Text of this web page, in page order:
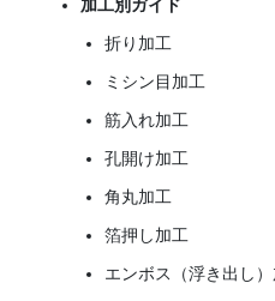
加工別ガイド
折り加工
ミシン目加工
筋入れ加工
孔開け加工
角丸加工
箔押し加工
エンボス（浮き出し